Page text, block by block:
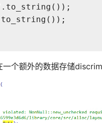
一个额外的数据存储